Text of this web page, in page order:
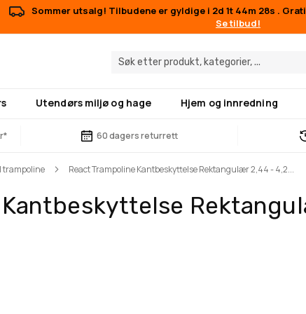
Sommer utsalg! Tilbudene er gyldige i 2d 1t 44m 27s .
Se tilbud!
Utendørs miljø og hage Hjem og innredning
60 dagers returrett
trampoline React Trampoline Kantbeskyttelse Rektangulær 2,44 - 4,2...
Kantbeskyttelse